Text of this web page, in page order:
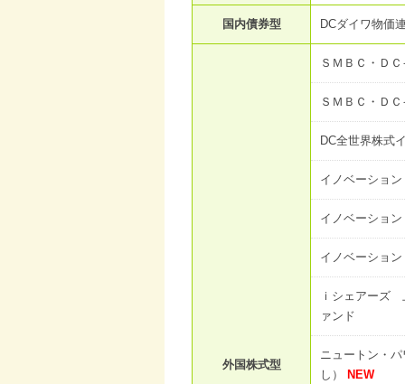
国内債券型 DCダイワ物価
外国株式型
ＳＭＢＣ・Ｄ
ＳＭＢＣ・Ｄ
DC全世界株式
イノベーション
イノベーショ
イノベーショ
ｉシェアーズ
ァンド
ニュートン・
し）
NEW